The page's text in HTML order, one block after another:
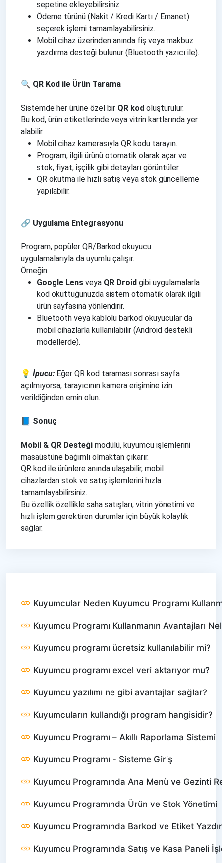
sepetine ekleyebilirsiniz.
Ödeme türünü (Nakit / Kredi Kartı / Emanet)
seçerek işlemi tamamlayabilirsiniz.
Mobil cihaz üzerinden anında fiş veya makbuz
yazdırma desteği bulunur (Bluetooth yazıcı ile).
🔍 QR Kod ile Ürün Tarama
Sistemde her ürüne özel bir QR kod oluşturulur.
Bu kod, ürün etiketlerinde veya vitrin kartlarında yer
alabilir.
Mobil cihaz kamerasıyla QR kodu tarayın.
Program, ilgili ürünü otomatik olarak açar ve
stok, fiyat, işçilik gibi detayları görüntüler.
QR okutma ile hızlı satış veya stok güncelleme
yapılabilir.
🔗 Uygulama Entegrasyonu
Program, popüler QR/Barkod okuyucu
uygulamalarıyla da uyumlu çalışır.
Örneğin:
Google Lens veya QR Droid gibi uygulamalarla
kod okuttuğunuzda sistem otomatik olarak ilgili
ürün sayfasına yönlendirir.
Bluetooth veya kablolu barkod okuyucular da
mobil cihazlarla kullanılabilir (Android destekli
modellerde).
💡 İpucu: Eğer QR kod taraması sonrası sayfa
açılmıyorsa, tarayıcının kamera erişimine izin
verildiğinden emin olun.
📘 Sonuç
Mobil & QR Desteği modülü, kuyumcu işlemlerini
masaüstüne bağımlı olmaktan çıkarır.
QR kod ile ürünlere anında ulaşabilir, mobil
cihazlardan stok ve satış işlemlerini hızla
tamamlayabilirsiniz.
Bu özellik özellikle saha satışları, vitrin yönetimi ve
hızlı işlem gerektiren durumlar için büyük kolaylık
sağlar.
Kuyumcular Neden Kuyumcu Programı
Kuyumcu Programı Kullanmanın Avantajları
Kuyumcu programı ücretsiz kullanılabilir mi?
Kuyumcu programı excel veri aktarıyor mu?
Kuyumcu yazılımı ne gibi avantajlar sağlar?
Kuyumcuların kullandığı program hangisidir?
Kuyumcu Programı – Akıllı Raporlama Sistemi
Kuyumcu Programı - Sisteme Giriş
Kuyumcu Programında Ana Menü ve Gezinti
Kuyumcu Programında Ürün ve Stok Yönetimi
Kuyumcu Programında Barkod ve Etiket
Kuyumcu Programında Satış ve Kasa Paneli